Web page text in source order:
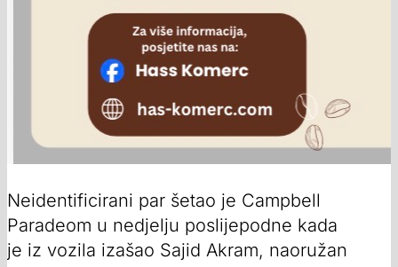
Neidentificirani par šetao je Campbell
Paradeom u nedjelju poslijepodne kada
je iz vozila izašao Sajid Akram, naoružan